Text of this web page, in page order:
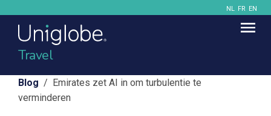
NL FR EN
Travel
Blog / Emirates zet AI in om turbulentie te
verminderen